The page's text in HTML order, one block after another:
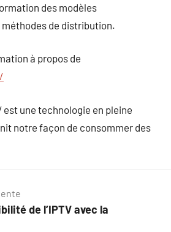
des modèles
de distribution.
à propos de
est une technologie en pleine
notre façon de consommer des
de l’IPTV avec la